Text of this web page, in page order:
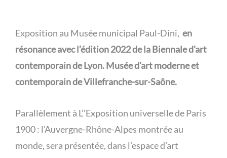
Exposition au Musée municipal Paul-Dini, en
résonance avec l’édition 2022 de la Biennale d’art
contemporain de Lyon.Musée d’art moderne et
contemporain de Villefranche-sur-Saône.
Parallèlement à L’’Exposition universelle de Paris
1900 : l’Auvergne-Rhône-Alpes montrée au
monde, sera présentée, dans l’espace d’art